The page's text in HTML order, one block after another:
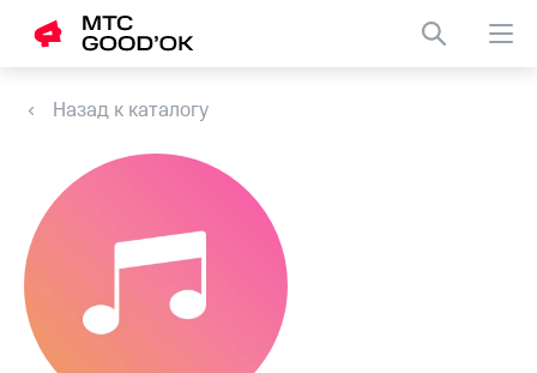
Назад к каталогу